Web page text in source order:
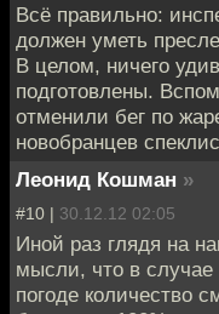
Всё правильно:
должен уметь
В целом, ничего
подготовлены.
отменили бег по
новобранцев
Леонид Кошман »
#10 | 30.12.12 02:05
Иной раз глядя на
мысли, что в
погоде количество